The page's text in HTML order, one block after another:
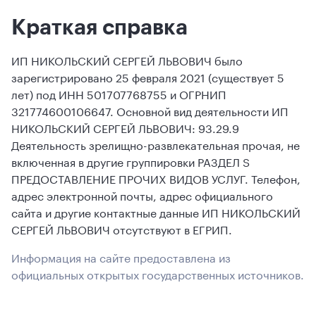
Краткая справка
ИП НИКОЛЬСКИЙ СЕРГЕЙ ЛЬВОВИЧ было
зарегистрировано 25 февраля 2021 (существует 5
лет) под ИНН 501707768755 и ОГРНИП
321774600106647. Основной вид деятельности ИП
НИКОЛЬСКИЙ СЕРГЕЙ ЛЬВОВИЧ: 93.29.9
Деятельность зрелищно-развлекательная прочая, не
включенная в другие группировки РАЗДЕЛ S
ПРЕДОСТАВЛЕНИЕ ПРОЧИХ ВИДОВ УСЛУГ. Телефон,
адрес электронной почты, адрес официального
сайта и другие контактные данные ИП НИКОЛЬСКИЙ
СЕРГЕЙ ЛЬВОВИЧ отсутствуют в ЕГРИП.
Информация на сайте предоставлена из
официальных открытых государственных источников.